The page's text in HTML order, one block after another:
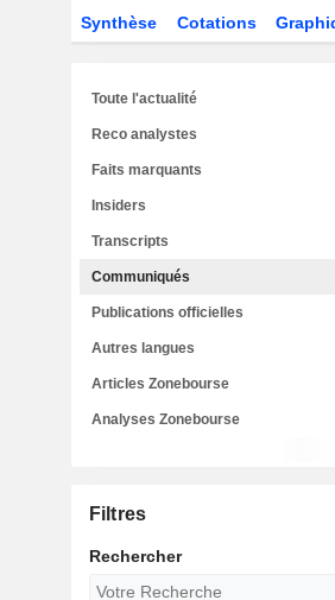
Synthèse Cotations
Toute l'actualité
Reco analystes
Faits marquants
Insiders
Transcripts
Communiqués
Publications officielles
Autres langues
Articles Zonebourse
Analyses Zonebourse
Filtres
Rechercher